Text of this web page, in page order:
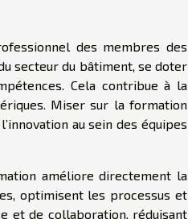
des membres des
secteur du bâtiment, se doter
Cela contribue à la
Miser sur la formation
au sein des équipes
améliore directement la
optimisent les processus et
et de collaboration, réduisant